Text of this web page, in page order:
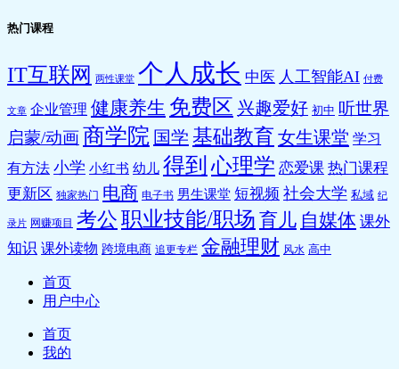
热门课程
IT互联网 两性课堂 个人成长 中医 人工智能AI 付费
文章 企业管理 健康养生 免费区 兴趣爱好 初中 听世界
启蒙/动画商学院 国学 基础教育 女生课堂 学习
有方法 小学 小红书 幼儿 得到 心理学 恋爱课 热门课程
更新区 独家热门 电商 电子书 男生课堂 短视频 社会大学 私域 纪
录片 网赚项目 考公 职业技能/职场 育儿 自媒体 课外
知识 课外读物 跨境电商 追更专栏 金融理财 风水 高中
首页
用户中心
首页
我的